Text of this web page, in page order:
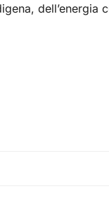
dell’energia